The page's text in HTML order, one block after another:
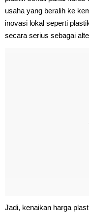
usaha yang beralih ke
inovasi lokal seperti
secara serius sebagai
Jadi, kenaikan harga